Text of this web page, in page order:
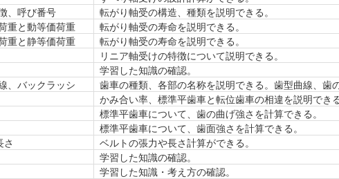
呼び番号
転がり軸受の構造、種類を説明できる。
と動等価荷重
転がり軸受の寿命を説明できる。
と静等価荷重
転がり軸受の寿命を説明できる。
リニア軸受けの特徴について説明できる。
学習した知識の確認。
バックラッシ
歯車の種類、各部の名称を説明できる。歯型曲線、歯
かみ合い率、標準平歯車と転位歯車の相違を説明できる
標準平歯車について、歯の曲げ強さを計算できる。
標準平歯車について、歯面強さを計算できる。
ベルトの張力や長さ計算ができる。
学習した知識の確認。
学習した知識・考え方の確認。